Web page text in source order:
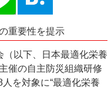
重要性を提示
以下、日本最適化栄養
催の自主防災組織研修
を対象に“最適化栄養